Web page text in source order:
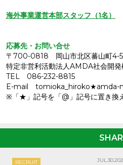
海外事業運営本部スタッフ（1名）
応募先・お問い合せ
〒700-0818 岡山市北区蕃山町4-5
特定非営利活動法人AMDA社会
TEL 086-232-8815
E-mail tomioka_hiroko★amda-
※「★」記号を「@」記号に置き換
RECRUIT